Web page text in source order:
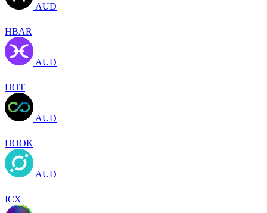
AUD
HBAR
AUD
HOT
AUD
HOOK
AUD
ICX